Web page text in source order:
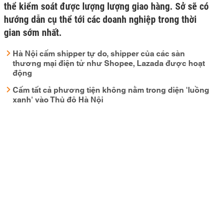
thể kiểm soát được lượng lượng giao hàng. Sở sẽ có
hướng dẫn cụ thể tới các doanh nghiệp trong thời
gian sớm nhất.
Hà Nội cấm shipper tự do, shipper của các sàn
thương mại điện tử như Shopee, Lazada được hoạt
động
Cấm tất cả phương tiện không nằm trong diện 'luồng
xanh' vào Thủ đô Hà Nội